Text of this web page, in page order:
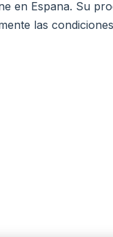
en Espana. Su
las